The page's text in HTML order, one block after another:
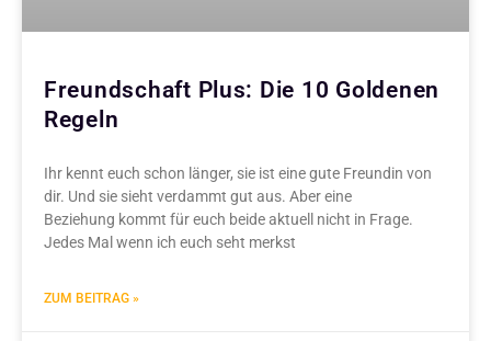
Freundschaft Plus: Die 10 Goldenen
Regeln
Ihr kennt euch schon länger, sie ist eine gute Freundin von
dir. Und sie sieht verdammt gut aus. Aber eine
Beziehung kommt für euch beide aktuell nicht in Frage.
Jedes Mal wenn ich euch seht merkst
ZUM BEITRAG »